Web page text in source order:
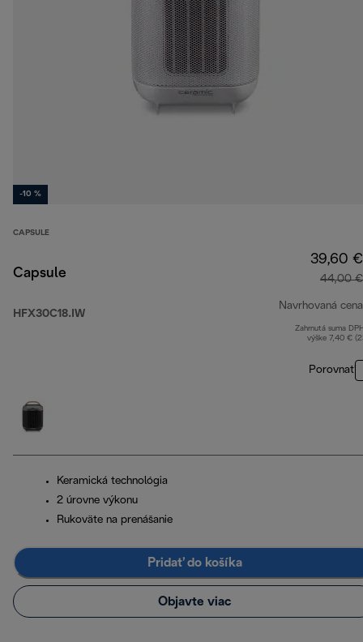
-10 %
CAPSULE
Capsule
HFX30C18.IW
39,60 €
44,00 €
Navrhovaná cena
Zahrnutá suma
výške 7,40 €
Porovnať
Keramická technológia
2 úrovne výkonu
Rukoväte na prenášanie
Pridať do košíka
Objavte viac